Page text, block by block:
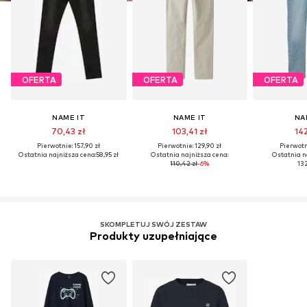
OFERTA
NAME IT
70,43 zł
Pierwotnie: 157,90 zł
Ostatnia najniższa cena:58,95 zł
OFERTA
NAME IT
103,41 zł
Pierwotnie: 129,90 zł
Ostatnia najniższa cena:
110,42 zł-6%
OFERTA
Ostatnia
SKOMPLETUJ SWÓJ ZESTAW
Produkty uzupełniające